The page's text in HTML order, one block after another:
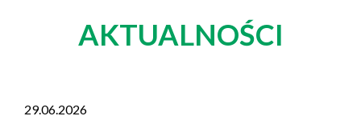
AKTUALNOŚCI
29.06.2026